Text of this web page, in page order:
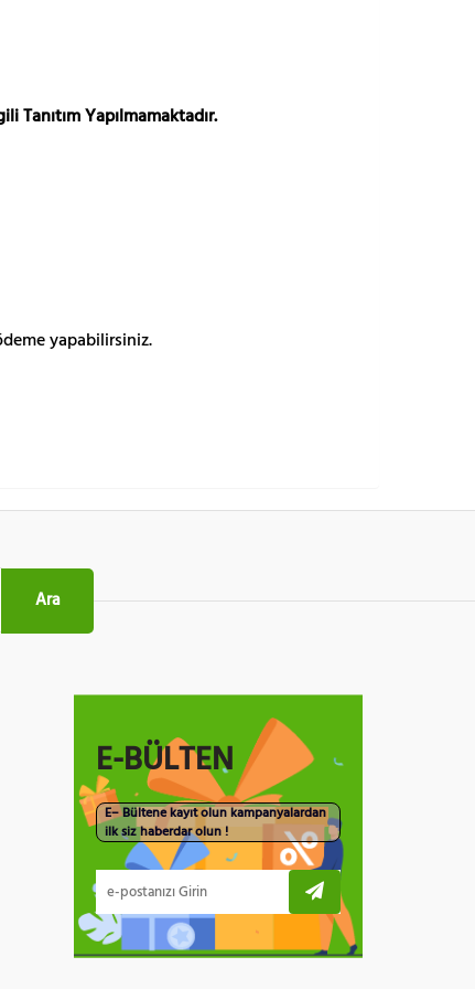
Tanıtım Yapılmamaktadır.
yapabilirsiniz.
Ara
E-BÜLTEN
E– Bültene kayıt olun kampanyalardan
ilk siz haberdar olun !